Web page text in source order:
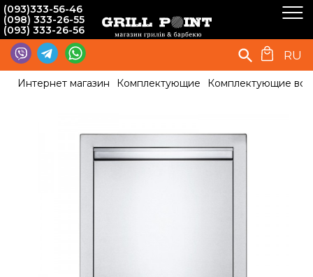
(093)333-56-46
(098) 333-26-55
(093) 333-26-56
RU
Интернет магазин Комплектующие Комплектующие